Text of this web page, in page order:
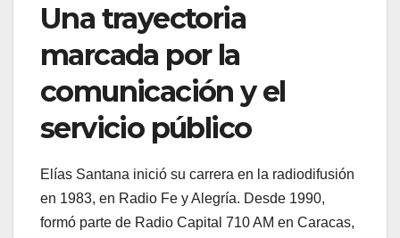
Una trayectoria
marcada por la
comunicación y el
servicio público
Elías Santana inició su carrera en la radiodifusión
en 1983, en Radio Fe y Alegría. Desde 1990,
formó parte de Radio Capital 710 AM en Caracas,